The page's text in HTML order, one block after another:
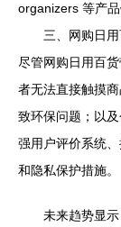
organizers 等产
三、网购日
尽管网购日用百
者无法直接触摸
致环保问题；以
强用户评价系统
和隐私保护措施。
未来趋势显